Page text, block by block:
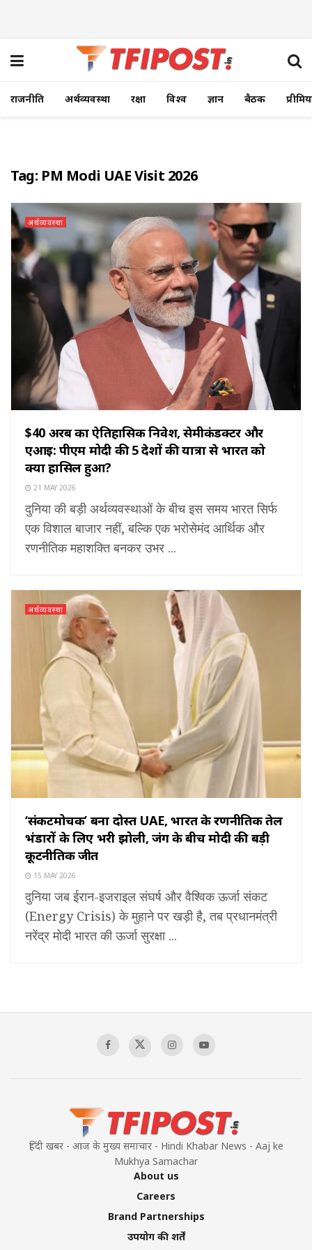
राजनीति अर्थव्यवस्था रक्षा विश्व ज्ञान बैठक
Tag: PM Modi UAE Visit 2026
अर्थव्यवस्था
$40 अरब का ऐतिहासिक निवेश, सेमीकंडक्टर और
एआई: पीएम मोदी की 5 देशों की यात्रा से भारत को
क्या हासिल हुआ?
21 MAY 2026
दुनिया की बड़ी अर्थव्यवस्थाओं के बीच इस समय भारत सिर्फ
एक विशाल बाजार नहीं, बल्कि एक भरोसेमंद आर्थिक और
रणनीतिक महाशक्ति बनकर उभर ...
अर्थव्यवस्था
‘संकटमोचक’ बना दोस्त UAE, भारत के रणनीतिक तेल
भंडारों के लिए भरी झोली, जंग के बीच मोदी की बड़ी
कूटनीतिक जीत
15 MAY 2026
दुनिया जब ईरान-इजराइल संघर्ष और वैश्विक ऊर्जा संकट
(Energy Crisis) के मुहाने पर खड़ी है, तब प्रधानमंत्री
नरेंद्र मोदी भारत की ऊर्जा सुरक्षा ...
हिंदी खबर - आज के मुख्य समाचार - Hindi Khabar News - Aaj ke
Mukhya Samachar
About us
Careers
Brand Partnerships
उपयोग की शर्तें